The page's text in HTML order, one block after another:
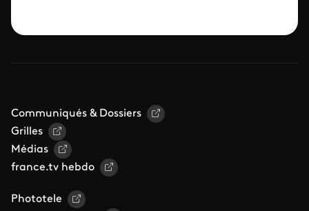
Communiqués & Dossiers
Grilles
Médias
france.tv hebdo
Phototele